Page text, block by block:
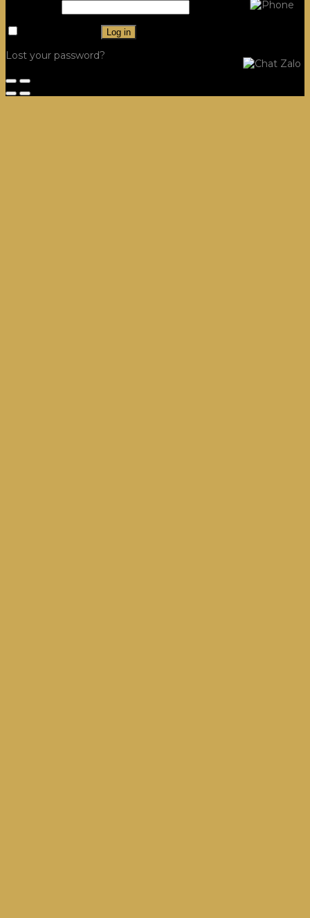
Log in
Lost your password?